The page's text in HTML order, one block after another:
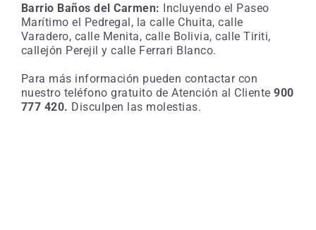
Barrio Baños del Carmen: Incluyendo el Paseo
Marítimo el Pedregal, la calle Chuita, calle
Varadero, calle Menita, calle Bolivia, calle Tiriti,
callejón Perejil y calle Ferrari Blanco.
Para más información pueden contactar con
nuestro teléfono gratuito de Atención al Cliente900
777 420. Disculpen las molestias.